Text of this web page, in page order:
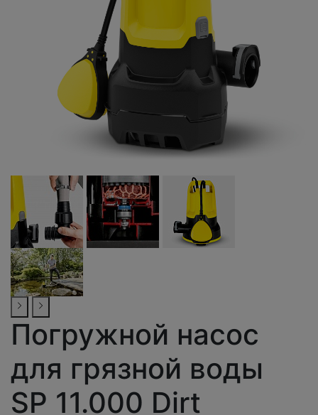
Погружной насос
для грязной воды
SP 11.000 Dirt